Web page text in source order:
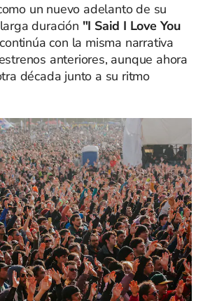
un nuevo adelanto de su
duración "I Said I Love You
con la misma narrativa
anteriores, aunque ahora
década junto a su ritmo